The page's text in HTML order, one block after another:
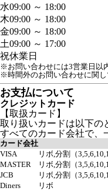
水09:00 ～ 18:00
木09:00 ～ 18:00
金09:00 ～ 18:00
土09:00 ～ 17:00
祝休業日
※お問い合わせには3営業日以
※時間外のお問い合わせに関し
お支払について
クレジットカード
【取扱カード】
取り扱いカードは以下の
すべてのカード会社で、
カード会社
VISA
リボ,分割（
MASTER
リボ,分割（
JCB
リボ,分割（
Diners
リボ